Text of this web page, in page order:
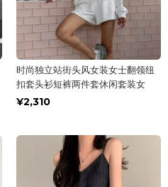
时尚独立站街头风女装女士翻领纽
扣套头衫短裤两件套休闲套装女
¥2,310